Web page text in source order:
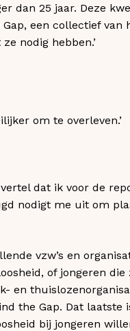
dan 25 jaar. Deze
een collectief van
nodig hebben.’
om te overleven.’
dat ik voor de
nodigt me uit om
vzw’s en
of jongeren
en
the Gap. Dat laatste
bij jongeren